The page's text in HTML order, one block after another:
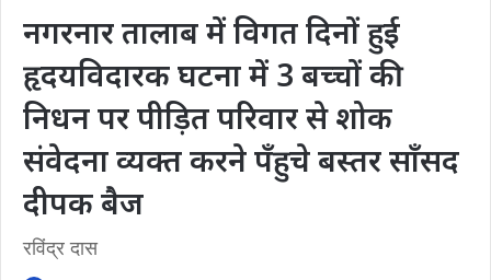
नगरनार तालाब में विगत दिनों हुई
हृदयविदारक घटना में 3 बच्चों की
निधन पर पीड़ित परिवार से शोक
संवेदना व्यक्त करने पँहुचे बस्तर साँसद
दीपक बैज
रविंद्र दास